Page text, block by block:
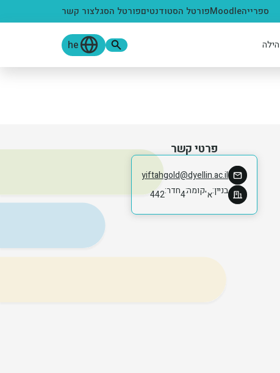
ספרייהMoodleפורטל הסטודנטיםפורטל הסגלצור קשר
he
פרטי קשר
yiftahgold@dyellin.ac.il
בנייןא'קומה4חדר442